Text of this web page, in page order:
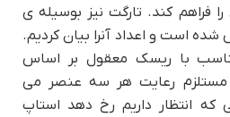
فراهم کند. تارگت نیز بوسیله ی
است و اعداد آنرا بیان کردیم.
با ریسک معقول بر اساس
تحلیل دلار ین شماره ۹ مستلزم رعایت هر سه عنصر می
که انتظار داریم رخ دهد استاپ